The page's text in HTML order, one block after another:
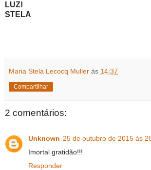
LUZ!
STELA
Maria Stela Lecocq Muller às 14:37
Compartilhar
2 comentários:
Unknown 25 de outubro de 2015 às
Imortal gratidão!!!
Responder